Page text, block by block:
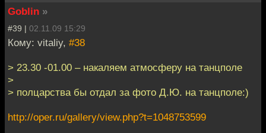
Goblin »
#39 | 02.11.09 15:29
Кому: vitaliy, #38
> 23.30 -01.00 – накаляем атмосферу на танцполе
>
> полцарства бы отдал за фото Д.Ю. на танцполе:)
http://oper.ru/gallery/view.php?t=1048753599